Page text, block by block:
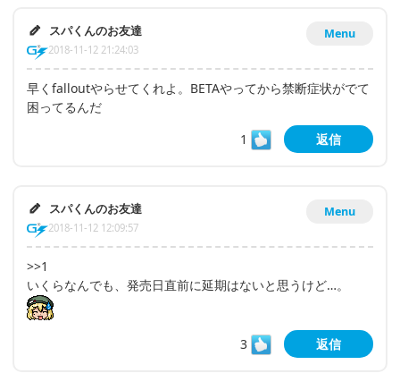
Menu
スパくんのお友達
2018-11-12 21:24:03
早くfalloutやらせてくれよ。BETAやってから禁断症状がでて
困ってるんだ
1
返信
Menu
スパくんのお友達
2018-11-12 12:09:57
>>1
いくらなんでも、発売日直前に延期はないと思うけど…。
3 返信